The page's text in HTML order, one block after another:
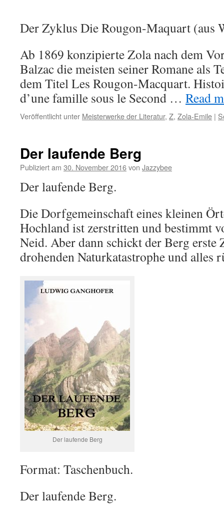
Der Zyklus Die Rougon-Maquart (aus
Ab 1869 konzipierte Zola nach dem
Balzac die meisten seiner Romane als
dem Titel Les Rougon-Macquart.
d’une famille sous le Second … Read
Veröffentlicht unter Meisterwerke der Literatur, Z, Zola-Emile |
Der laufende Berg
Publiziert am 30. November 2016von Jazzybee
Der laufende Berg.
Die Dorfgemeinschaft eines kleinen
Hochland ist zerstritten und bestimmt
Neid. Aber dann schickt der Berg erste
drohenden Naturkatastrophe und alles
Der laufende Berg
Format: Taschenbuch.
Der laufende Berg.